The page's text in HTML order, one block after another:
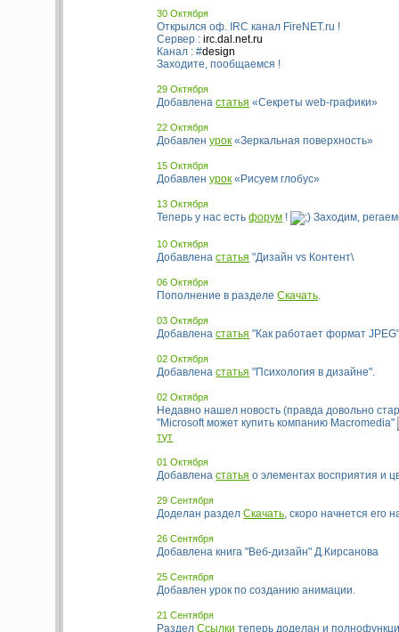
30 Октября
Открылся оф. IRC канал FireNET.ru !
Сервер :irc.dal.net.ru
Канал : #design
Заходите, пообщаемся !
29 Октября
Добавленастатья «Секреты web-графики»
22 Октября
Добавленурок «Зеркальная поверхность»
15 Октября
Добавленурок «Рисуем глобус»
13 Октября
Теперь у нас естьфорум ! Заходим,
10 Октября
Добавленастатья "Дизайн vs Контент\
06 Октября
Пополнение в разделеСкачать
03 Октября
Добавленастатья "Как работает формат
02 Октября
Добавленастатья "Психология в дизайне".
02 Октября
Недавно нашел новость (правда довольно
"Microsoft может купить компанию Macromedia"
тут
01 Октября
Добавленастатья о элементах восприятия и
29 Сентября
Доделан разделСкачать , скоро начнется его
26 Сентября
Добавлена книга "Веб-дизайн" Д.Кирсанова
25 Сентября
Добавлен урок по созданию анимации.
21 Сентября
РазделСсылки теперь доделан и